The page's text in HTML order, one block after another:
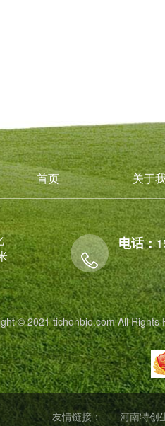
首页 关于
电话：
© 2021 tichonbio.com All
友情链接： 河南特创